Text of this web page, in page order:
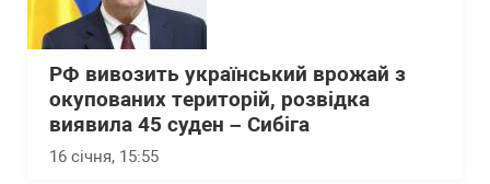
РФ вивозить український врожай з
окупованих територій, розвідка
виявила 45 суден – Сибіга
16 січня, 15:55